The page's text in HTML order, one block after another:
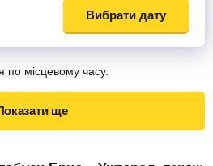
Вибрати дату
по місцевому часу.
ще